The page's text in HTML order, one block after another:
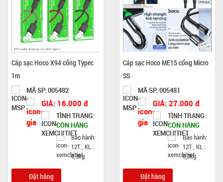
Cáp sạc Hoco X94 cổng Typec
1m
MÃ SP: 005482
GIÁ: 16.000 đ
TÌNH TRẠNG:
CÒN HÀNG
Bảo hành:
12T , KL :
0,3kg
Đặt hàng
Cáp sạc Hoco ME15 cổng Micro
SS
MÃ SP: 005481
GIÁ: 27.000 đ
TÌNH TRẠNG:
CÒN HÀNG
Bảo hành:
12T , KL :
0,3kg
Đặt hàng